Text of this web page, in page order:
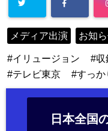
メディア出演 お知
イリュージョン 収
テレビ東京
すっか
日本全国